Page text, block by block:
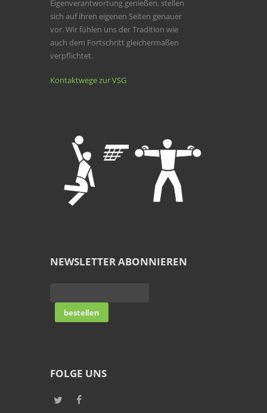
Eigenverantwortung genießen, stellen
sich auf ihren eigenen Seiten genauer
vor. Wir fühlen uns der Tradition wie
auch dem Fortschritt gleichermaßen
verpflichtet.
Kontaktwege zur VSG
NEWSLETTER ABONNIEREN
FOLGE UNS